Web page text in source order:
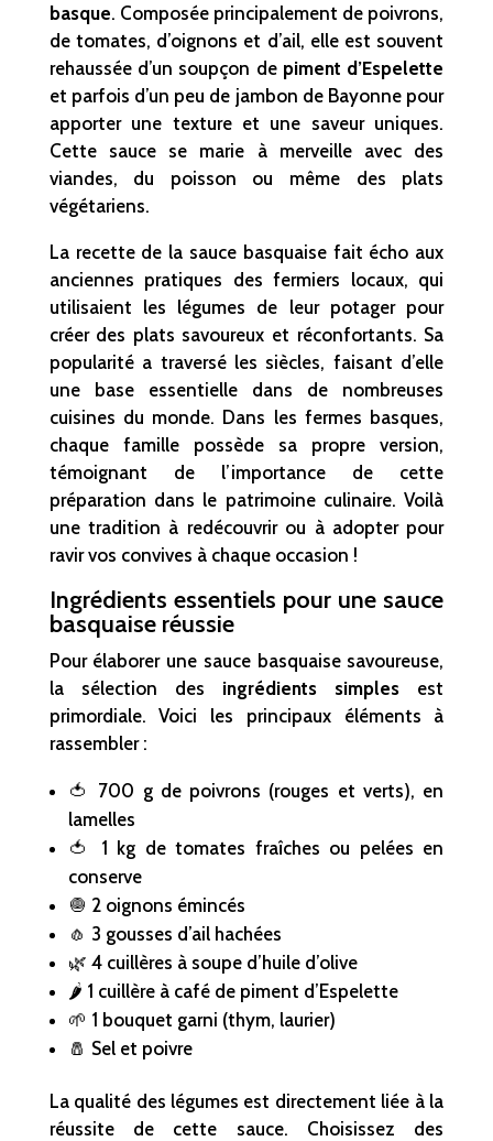
basque. Composée principalement de poivrons,
de tomates, d’oignons et d’ail, elle est souvent
rehaussée d’un soupçon de piment d’Espelette
et parfois d’un peu de jambon de Bayonne pour
apporter une texture et une saveur uniques.
Cette sauce se marie à merveille avec des
viandes, du poisson ou même des plats
végétariens.
La recette de la sauce basquaise fait écho aux
anciennes pratiques des fermiers locaux, qui
utilisaient les légumes de leur potager pour
créer des plats savoureux et réconfortants. Sa
popularité a traversé les siècles, faisant d’elle
une base essentielle dans de nombreuses
cuisines du monde. Dans les fermes basques,
chaque famille possède sa propre version,
témoignant de l’importance de cette
préparation dans le patrimoine culinaire. Voilà
une tradition à redécouvrir ou à adopter pour
ravir vos convives à chaque occasion !
Ingrédients essentiels pour une sauce
basquaise réussie
Pour élaborer une sauce basquaise savoureuse,
la sélection des ingrédients simples est
primordiale. Voici les principaux éléments à
rassembler :
🍅 700 g de poivrons (rouges et verts), en
lamelles
🍅 1 kg de tomates fraîches ou pelées en
conserve
🧅 2 oignons émincés
🧄 3 gousses d’ail hachées
🌿 4 cuillères à soupe d’huile d’olive
🌶️ 1 cuillère à café de piment d’Espelette
🌱 1 bouquet garni (thym, laurier)
🧂 Sel et poivre
La qualité des légumes est directement liée à la
réussite de cette sauce. Choisissez des